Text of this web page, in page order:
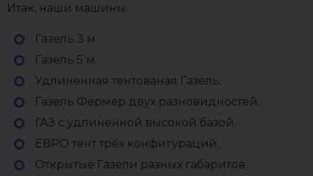
Итак, наши машины:
Газель 3 м.
Газель 5 м.
Удлиненная тентованая Газель.
Газель Фермер двух разновидностей.
ГАЗ с удлиненной высокой базой.
ЕВРО тент трёх конфигураций.
Открытые Газели разных габаритов.